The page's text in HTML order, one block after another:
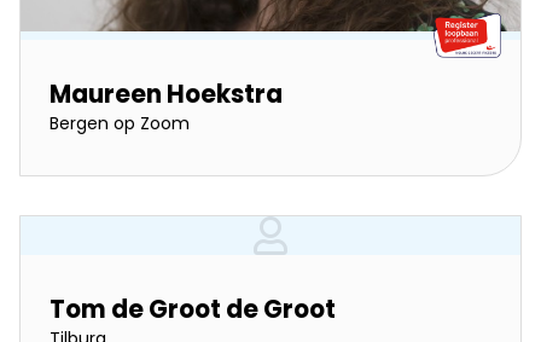
Maureen Hoekstra
Bergen op Zoom
Tom de Groot de Groot